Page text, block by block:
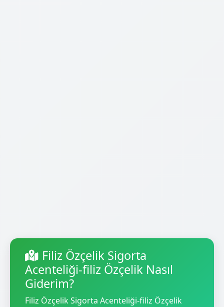
Filiz Özçelik Sigorta
Acenteliği-filiz Özçelik Nasıl
Giderim?
Filiz Özçelik Sigorta Acenteliği-filiz Özçelik